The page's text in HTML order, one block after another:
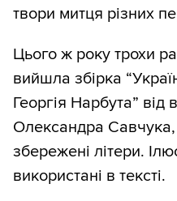
твори митця різних
Цього ж року трохи
вийшла збірка
Георгія Нарбута” від
Олександра Савчука,
збережені літери.
використані в тексті.